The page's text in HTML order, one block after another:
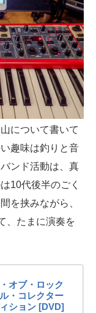
について書いて
趣味は釣りと音
ンド活動は、真
10代後半のごく
を挟みながら、
、たまに演奏を
オブ・ロック
・コレクター
ション [DVD]